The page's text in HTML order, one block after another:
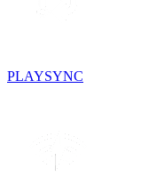
PLAYSYNC